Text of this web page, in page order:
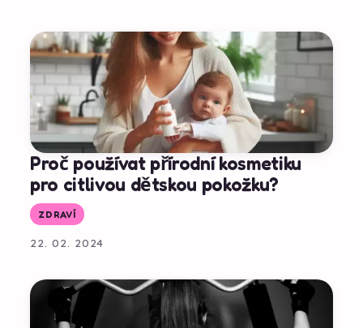
Proč používat přírodní kosmetiku
pro citlivou dětskou pokožku?
ZDRAVÍ
22. 02. 2024